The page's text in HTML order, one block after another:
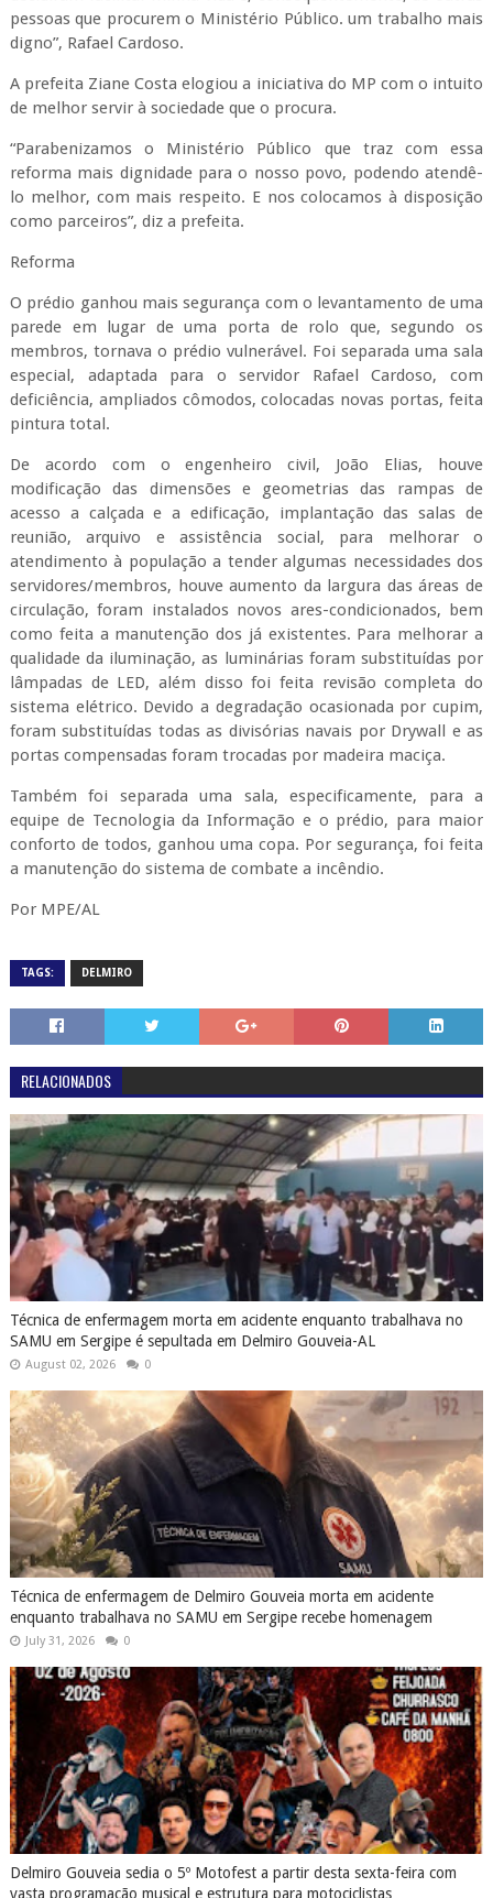
pessoas que procurem o Ministério Público. um trabalho mais
digno”, Rafael Cardoso.
A prefeita Ziane Costa elogiou a iniciativa do MP com o intuito
de melhor servir à sociedade que o procura.
“Parabenizamos o Ministério Público que traz com essa
reforma mais dignidade para o nosso povo, podendo atendê-
lo melhor, com mais respeito. E nos colocamos à disposição
como parceiros”, diz a prefeita.
Reforma
O prédio ganhou mais segurança com o levantamento de uma
parede em lugar de uma porta de rolo que, segundo os
membros, tornava o prédio vulnerável. Foi separada uma sala
especial, adaptada para o servidor Rafael Cardoso, com
deficiência, ampliados cômodos, colocadas novas portas, feita
pintura total.
De acordo com o engenheiro civil, João Elias, houve
modificação das dimensões e geometrias das rampas de
acesso a calçada e a edificação, implantação das salas de
reunião, arquivo e assistência social, para melhorar o
atendimento à população a tender algumas necessidades dos
servidores/membros, houve aumento da largura das áreas de
circulação, foram instalados novos ares-condicionados, bem
como feita a manutenção dos já existentes. Para melhorar a
qualidade da iluminação, as luminárias foram substituídas por
lâmpadas de LED, além disso foi feita revisão completa do
sistema elétrico. Devido a degradação ocasionada por cupim,
foram substituídas todas as divisórias navais por Drywall e as
portas compensadas foram trocadas por madeira maciça.
Também foi separada uma sala, especificamente, para a
equipe de Tecnologia da Informação e o prédio, para maior
conforto de todos, ganhou uma copa. Por segurança, foi feita
a manutenção do sistema de combate a incêndio.
Por MPE/AL
TAGS: DELMIRO
RELACIONADOS
Técnica de enfermagem morta em acidente enquanto trabalhava no
SAMU em Sergipe é sepultada em Delmiro Gouveia-AL
August 02, 2026 0
Técnica de enfermagem de Delmiro Gouveia morta em acidente
enquanto trabalhava no SAMU em Sergipe recebe homenagem
July 31, 2026 0
Delmiro Gouveia sedia o 5º Motofest a partir desta sexta-feira com
vasta programação musical e estrutura para motociclistas